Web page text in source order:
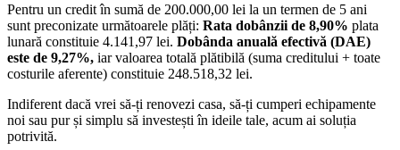
Pentru un credit în sumă de 200.000,00 lei la un termen de 5 ani
sunt preconizate următoarele plăți: Rata dobânzii de 8,90% plata
lunară constituie 4.141,97 lei. Dobânda anuală efectivă (DAE)
este de 9,27%, iar valoarea totală plătibilă (suma creditului + toate
costurile aferente) constituie 248.518,32 lei.
Indiferent dacă vrei să-ți renovezi casa, să-ți cumperi echipamente
noi sau pur și simplu să investești în ideile tale, acum ai soluția
potrivită.